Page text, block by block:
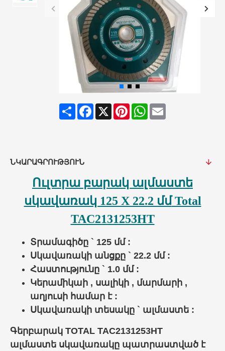
ShareFacebook
X PinterestWhatsApp
Email
ՆԿԱՐԱԳՐՈՒԹՅՈՒՆ
Ուլտրա բարակ ալմաստե
սկավառակ 125 X 22.2 մմTotal
TAC2131253HT
Տրամագիծը ` 125 մմ :
Սկավառակի անցքը ` 22.2 մմ :
Հաստությունը ` 1.0 մմ :
Կերամիկաի , սալիկի , մարմարի ,
աղյուսի համար է :
Սկավառակի տեսակը ` ալմաստե :
Գերբարակ TOTAL TAC2131253HT
ալմաստե սկավառակը պատրաստված է